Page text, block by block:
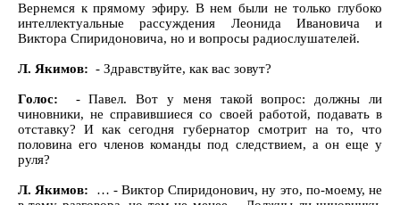
Вернемся к прямому эфиру. В нем были не только глубоко
интеллектуальные рассуждения Леонида Ивановича и
Виктора Спиридоновича, но и вопросы радиослушателей.
Л. Якимов: - Здравствуйте, как вас зовут?
Голос: - Павел. Вот у меня такой вопрос: должны ли
чиновники, не справившиеся со своей работой, подавать в
отставку? И как сегодня губернатор смотрит на то, что
половина его членов команды под следствием, а он еще у
руля?
Л. Якимов: … - Виктор Спиридонович, ну это, по-моему, не